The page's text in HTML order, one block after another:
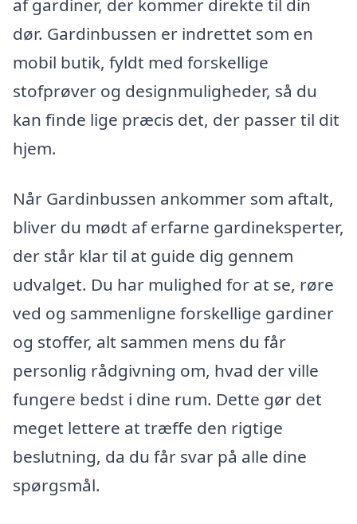
af gardiner, der kommer direkte til din
dør. Gardinbussen er indrettet som en
mobil butik, fyldt med forskellige
stofprøver og designmuligheder, så du
kan finde lige præcis det, der passer til dit
hjem.
Når Gardinbussen ankommer som aftalt,
bliver du mødt af erfarne gardineksperter,
der står klar til at guide dig gennem
udvalget. Du har mulighed for at se, røre
ved og sammenligne forskellige gardiner
og stoffer, alt sammen mens du får
personlig rådgivning om, hvad der ville
fungere bedst i dine rum. Dette gør det
meget lettere at træffe den rigtige
beslutning, da du får svar på alle dine
spørgsmål.